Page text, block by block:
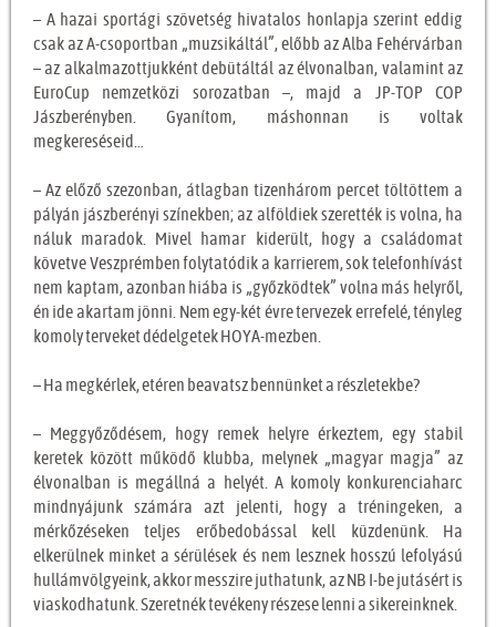
– A hazai sportági szövetség hivatalos honlapja szerint eddig
csak az A-csoportban „muzsikáltál”, előbb az Alba Fehérvárban
– az alkalmazottjukként debütáltál az élvonalban, valamint az
EuroCup nemzetközi sorozatban –, majd a JP-TOP COP
Jászberényben. Gyanítom, máshonnan is voltak
megkereséseid…
– Az előző szezonban, átlagban tizenhárom percet töltöttem a
pályán jászberényi színekben; az alföldiek szerették is volna, ha
náluk maradok. Mivel hamar kiderült, hogy a családomat
követve Veszprémben folytatódik a karrierem, sok telefonhívást
nem kaptam, azonban hiába is „győzködtek” volna más helyről,
én ide akartam jönni. Nem egy-két évre tervezek errefelé, tényleg
komoly terveket dédelgetek HOYA-mezben.
– Ha megkérlek, etéren beavatsz bennünket a részletekbe?
– Meggyőződésem, hogy remek helyre érkeztem, egy stabil
keretek között működő klubba, melynek „magyar magja” az
élvonalban is megállná a helyét. A komoly konkurenciaharc
mindnyájunk számára azt jelenti, hogy a tréningeken, a
mérkőzéseken teljes erőbedobással kell küzdenünk. Ha
elkerülnek minket a sérülések és nem lesznek hosszú lefolyású
hullámvölgyeink, akkor messzire juthatunk, az NB I-be jutásért is
viaskodhatunk. Szeretnék tevékeny részese lenni a sikereinknek.